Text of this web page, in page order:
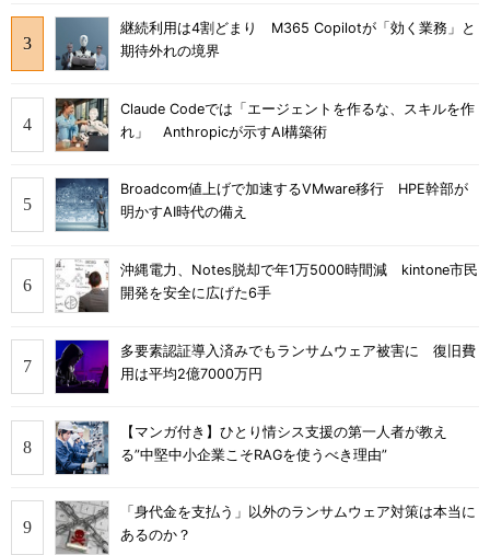
継続利用は4割どまり M365 Copilotが「効く業務」と
期待外れの境界
Claude Codeでは「エージェントを作るな、スキルを作
れ」 Anthropicが示すAI構築術
Broadcom値上げで加速するVMware移行 HPE幹部が
明かすAI時代の備え
沖縄電力、Notes脱却で年1万5000時間減 kintone市民
開発を安全に広げた6手
多要素認証導入済みでもランサムウェア被害に 復旧費
用は平均2億7000万円
【マンガ付き】ひとり情シス支援の第一人者が教え
る”中堅中小企業こそRAGを使うべき理由”
「身代金を支払う」以外のランサムウェア対策は本当に
あるのか？